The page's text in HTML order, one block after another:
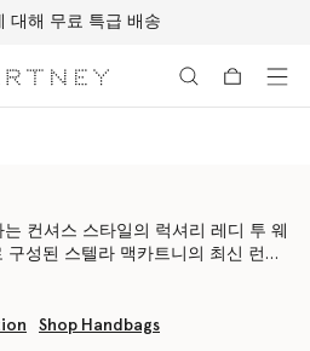
대해 무료 특급 배송
컨셔스 스타일의 럭셔리 레디 투 웨
구성된 스텔라 맥카트니의 최신 런웨
도 여유로운 컨셔스 패션으로 자신감
Shop Handbags